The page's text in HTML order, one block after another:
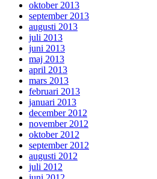
oktober 2013
september 2013
augusti 2013
juli 2013
juni 2013
maj 2013
april 2013
mars 2013
februari 2013
januari 2013
december 2012
november 2012
oktober 2012
september 2012
augusti 2012
juli 2012